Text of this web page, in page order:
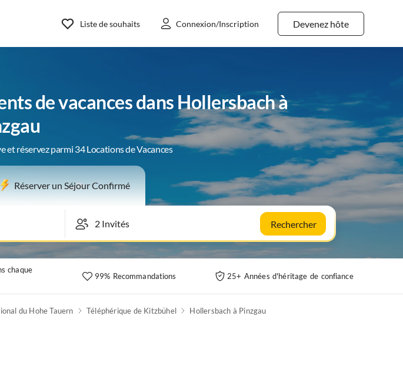
Devenez hôte
Liste de souhaits Connexion/Inscription
de vacances dans Hollersbach à
et réservez parmi 34 Locations de Vacances
Réserver un Séjour Confirmé
Rechercher
chaque
99% Recommandations 25+ Années d'héritage de confiance
du Hohe Tauern Téléphérique de Kitzbühel Hollersbach à Pinzgau